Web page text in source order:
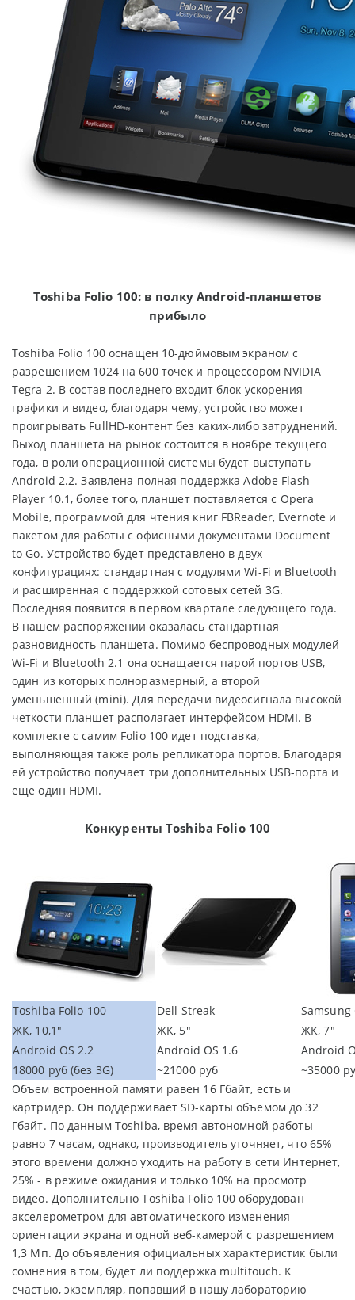
Toshiba Folio 100: в полку Android-планшетов
прибыло
Toshiba Folio 100 оснащен 10-дюймовым экраном с
разрешением 1024 на 600 точек и процессором NVIDIA
Tegra 2. В состав последнего входит блок ускорения
графики и видео, благодаря чему, устройство может
проигрывать FullHD-контент без каких-либо затруднений.
Выход планшета на рынок состоится в ноябре текущего
года, в роли операционной системы будет выступать
Android 2.2. Заявлена полная поддержка Adobe Flash
Player 10.1, более того, планшет поставляется с Opera
Mobile, программой для чтения книг FBReader, Evernote и
пакетом для работы с офисными документами Document
to Go. Устройство будет представлено в двух
конфигурациях: стандартная с модулями Wi-Fi и Bluetooth
и расширенная с поддержкой сотовых сетей 3G.
Последняя появится в первом квартале следующего года.
В нашем распоряжении оказалась стандартная
разновидность планшета. Помимо беспроводных модулей
Wi-Fi и Bluetooth 2.1 она оснащается парой портов USB,
один из которых полноразмерный, а второй
уменьшенный (mini). Для передачи видеосигнала высокой
четкости планшет располагает интерфейсом HDMI. В
комплекте с самим Folio 100 идет подставка,
выполняющая также роль репликатора портов. Благодаря
ей устройство получает три дополнительных USB-порта и
еще один HDMI.
Конкуренты Toshiba Folio 100
Toshiba Folio 100 Dell Streak
Samsung
ЖК, 10,1"
ЖК, 5"
ЖК, 7"
Android OS 2.2
Android OS 1.6
Android
18000 руб (без 3G)
~21000 руб
~35000
Объем встроенной памяти равен 16 Гбайт, есть и
картридер. Он поддерживает SD-карты объемом до 32
Гбайт. По данным Toshiba, время автономной работы
равно 7 часам, однако, производитель уточняет, что 65%
этого времени должно уходить на работу в сети Интернет,
25% - в режиме ожидания и только 10% на просмотр
видео. Дополнительно Toshiba Folio 100 оборудован
акселерометром для автоматического изменения
ориентации экрана и одной веб-камерой с разрешением
1,3 Мп. До объявления официальных характеристик были
сомнения в том, будет ли поддержка multitouch. К
счастью, экземпляр, попавший в нашу лабораторию